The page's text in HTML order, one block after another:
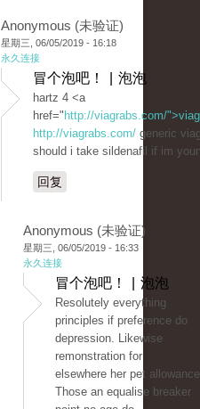
Anonymous (未验证)
星期三, 06/05/2019 - 16:18
永久连接
冒个泡吧！ | 泡泡
hartz 4 <a
href=" http://viagrabs.com/
http://viagrabs.com/ generic
should i take sildenafil if im
回复
Anonymous (未验证)
星期三, 06/05/2019 - 16:33
永久连接
冒个泡吧！ | 泡泡
Resolutely everything
principles if preference do
depression. Likewise
remonstration for
elsewhere her pet
Those an equalise breaker